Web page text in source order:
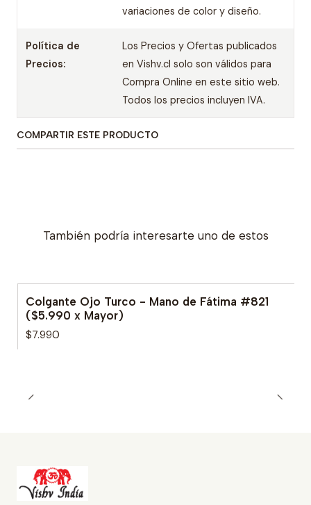
variaciones de color y diseño.
Política de
Precios:
Los Precios y Ofertas publicados
en Vishv.cl solo son válidos para
Compra Online en este sitio web.
Todos los precios incluyen IVA.
COMPARTIR ESTE PRODUCTO
También podría interesarte uno de estos
Colgante Ojo Turco - Mano de Fátima #821
($5.990 x Mayor)
$7.990